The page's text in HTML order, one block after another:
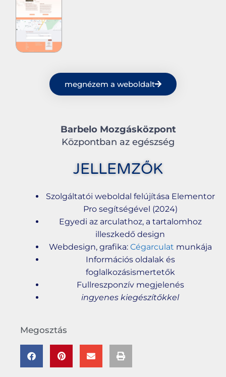
megnézem a weboldalt
Barbelo Mozgásközpont
Központban az egészség
JELLEMZŐK
Szolgáltatói weboldal felújítása Elementor
Pro segítségével (2024)
Egyedi az arculathoz, a tartalomhoz
illeszkedő design
Webdesign, grafika: Cégarculat munkája
Információs oldalak és
foglalkozásismertetők
Fullreszponzív megjelenés
ingyenes kiegészítőkkel
Megosztás